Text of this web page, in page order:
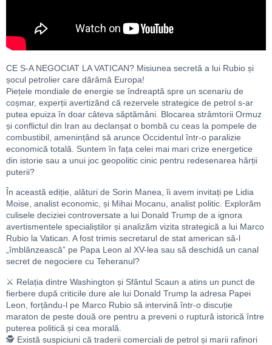
CE S-A NEGOCIAT LA VATICAN? Misiunea secretă a lui Rubio și
șocul petrolier care dărâmă Europa!
Piețele mondiale de energie se îndreaptă spre un scenariu de
coșmar, experții avertizând că rezervele strategice de petrol s-ar
putea epuiza în doar câteva săptămâni. Blocarea strâmtorii Ormuz
și conflictul din Iran au declanșat o bombă cu ceas la pompele de
combustibil, amenințând să arunce Occidentul într-o paralizie
economică totală. Suntem în fața celei mai mari crize energetice
din istorie sau a unui joc geopolitic cinic pentru redesenarea hărții
puterii?
În această ediție, alături de Sorin Manea, îi avem invitați pe Lidia
Moise, analist economic, și Mihai Mocanu, analist politic. Explorăm
culisele deciziei controversate a lui Donald Trump de a ignora
avertismentele specialiștilor și analizăm vizita strategică a lui Marco
Rubio la Vatican. A fost trimis secretarul de stat american să-l
„îmblânzească” pe Papa Leon al XV-lea sau să deschidă un canal
secret de negociere cu Teheranul?
⚔️ Relația dintre Washington și Sfântul Scaun a atins un punct de
fierbere după criticile dure ale lui Donald Trump la adresa Papei
Leon, forțându-l pe Marco Rubio să intervină într-o discuție
maraton de peste două ore pentru a preveni o ruptură istorică între
puterea politică și cea morală.
🕵️ Există suspiciuni că traderii comerciali de petrol și marii rafinori